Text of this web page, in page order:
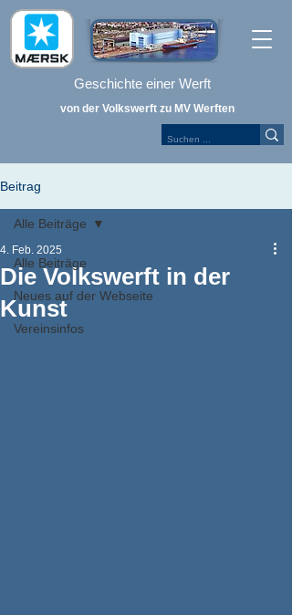
Geschichte einer Werft
von der Volkswerft zu MV Werften
Beitrag
Alle Beiträge
Neues auf der Webseite
Vereinsinfos
Alle Beiträge
Die Volkswerft in der
Kunst
4. Feb. 2025